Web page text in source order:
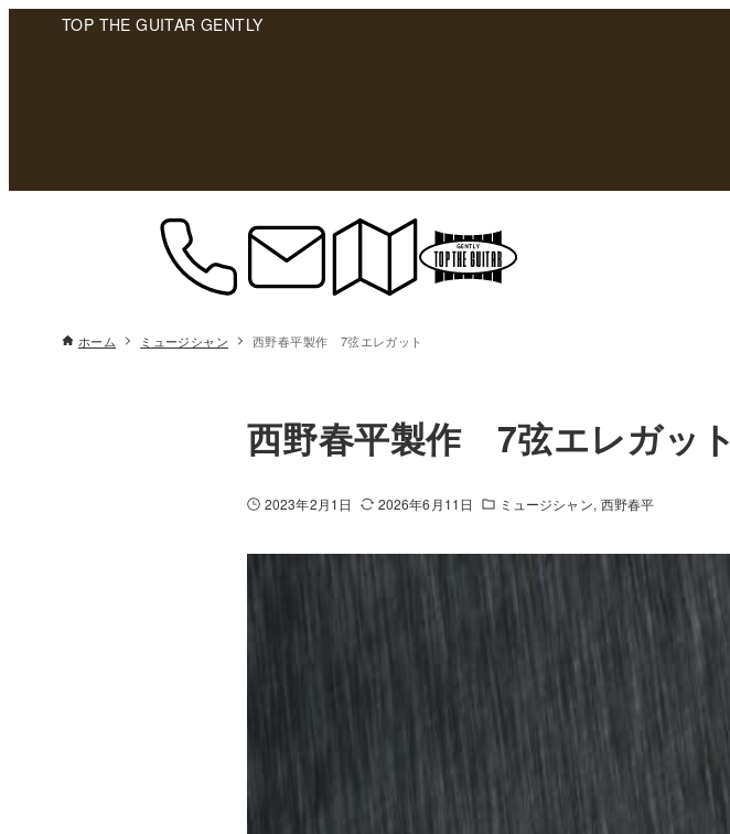
TOP THE GUITAR GENTLY
ホーム ミュージシャン 西野春平製作 7弦エレガット
西野春平製作 7弦エレガット
2023年2月1日 2026年6月11日 ミュージシャン 西野春平